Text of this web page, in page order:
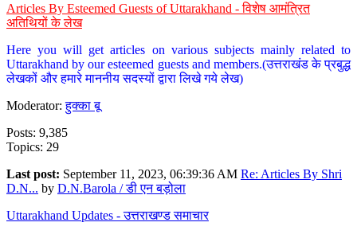
Articles By Esteemed Guests of Uttarakhand - विशेष आमंत्रित
अतिथियों के लेख
Here you will get articles on various subjects mainly related to
Uttarakhand by our esteemed guests and members.(उत्तराखंड के प्रबुद्ध
लेखकों और हमारे माननीय सदस्यों द्वारा लिखे गये लेख)
Moderator:हुक्का बू
Posts: 9,385
Topics: 29
Last post: September 11, 2023, 06:39:36 AM Re: Articles By Shri
D.N... by D.N.Barola / डी एन बड़ोला
Uttarakhand Updates - उत्तराखण्ड समाचार